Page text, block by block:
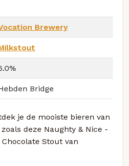
Brewery
Bridge
je de mooiste bieren van
deze Naughty & Nice -
Stout van